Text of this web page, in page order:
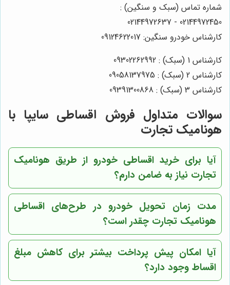
شماره تماس (سبک و سنگین) :
02144972450 - 02144972637
کارشناس خودرو سنگین: 09124622017
کارشناس 1 (سبک) : 09302262992
کارشناس 2 (سبک) : 09058137975
کارشناس 3 (سبک) : 09391300868
سوالات متداول فروش اقساطی سایپا با
هونامیک تجارت
آیا برای خرید اقساطی خودرو از طریق هونامیک
تجارت نیاز به ضامن دارم؟
مدت زمان تحویل خودرو در طرح‌های اقساطی
هونامیک تجارت چقدر است؟
آیا امکان پیش پرداخت بیشتر برای کاهش مبلغ
اقساط وجود دارد؟